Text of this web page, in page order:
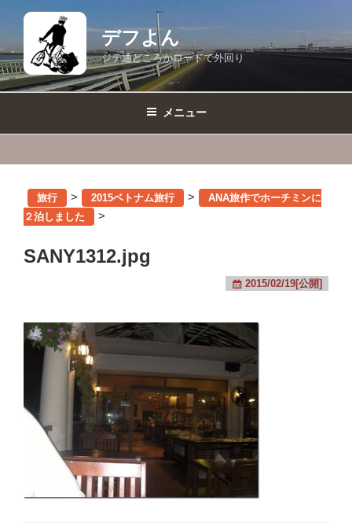
テ
ン
ツ
デフよん
ジテ通どころかロードで外回り
メニュー
旅行 > 2015ベトナム旅行 >
ANA旅作でホーチミンに
２泊しました
>
SANY1312.jpg
2015/02/19[公開]